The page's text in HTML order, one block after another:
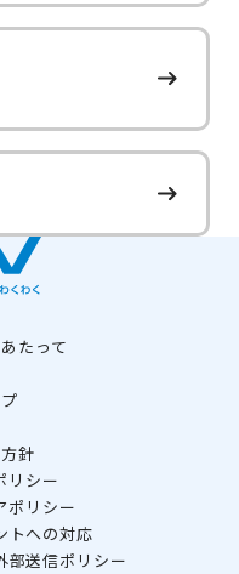
たって
針
リシー
ポリシー
トへの対応
部送信ポリシー